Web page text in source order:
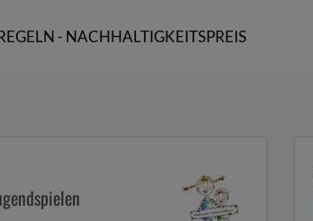
- NACHHALTIGKEITSPREIS